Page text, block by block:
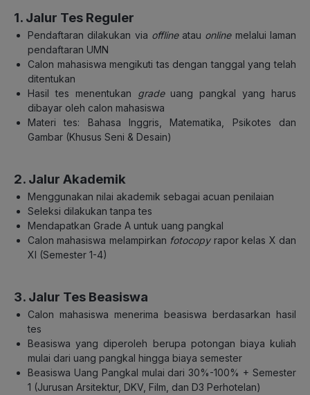
1. Jalur Tes Reguler
Pendaftaran dilakukan via offlineatau online melalui laman
pendaftaran UMN
Calon mahasiswa mengikuti tas dengan tanggal yang telah
ditentukan
Hasil tes menentukan grade uang pangkal yang harus
dibayar oleh calon mahasiswa
Materi tes: Bahasa Inggris, Matematika, Psikotes dan
Gambar (Khusus Seni & Desain)
2. Jalur Akademik
Menggunakan nilai akademik sebagai acuan penilaian
Seleksi dilakukan tanpa tes
Mendapatkan Grade A untuk uang pangkal
Calon mahasiswa melampirkan fotocopyrapor kelas X dan
XI (Semester 1-4)
3. Jalur Tes Beasiswa
Calon mahasiswa menerima beasiswa berdasarkan hasil
tes
Beasiswa yang diperoleh berupa potongan biaya kuliah
mulai dari uang pangkal hingga biaya semester
Beasiswa Uang Pangkal mulai dari 30%-100% + Semester
1 (Jurusan Arsitektur, DKV, Film, dan D3 Perhotelan)